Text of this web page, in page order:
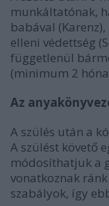
munkáltatónak,
babával
elleni védettség
függetlenül
(minimum 2
Az
A szülés után a
A szülést követő
módosíthatjuk a
vonatkoznak
szabályok, így